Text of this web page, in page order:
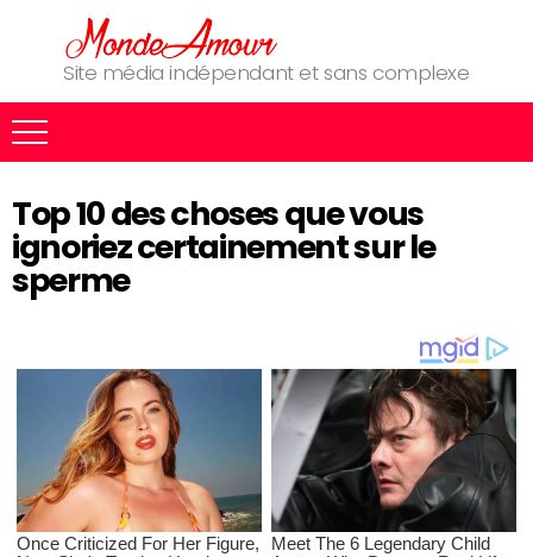
Site média indépendant et sans complexe
Top 10 des choses que vous
ignoriez certainement sur le
sperme